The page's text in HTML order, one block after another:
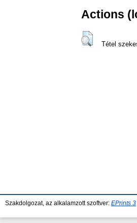
Actions
Tétel
Szakdolgozat, az alkalamzott szoftver: EPrints 3